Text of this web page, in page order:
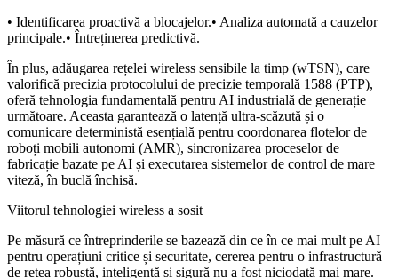
• Identificarea proactivă a blocajelor.• Analiza automată a cauzelor
principale.• Întreținerea predictivă.
În plus, adăugarea rețelei wireless sensibile la timp (wTSN), care
valorifică precizia protocolului de precizie temporală 1588 (PTP),
oferă tehnologia fundamentală pentru AI industrială de generație
următoare. Aceasta garantează o latență ultra-scăzută și o
comunicare deterministă esențială pentru coordonarea flotelor de
roboți mobili autonomi (AMR), sincronizarea proceselor de
fabricație bazate pe AI și executarea sistemelor de control de mare
viteză, în buclă închisă.
Viitorul tehnologiei wireless a sosit
Pe măsură ce întreprinderile se bazează din ce în ce mai mult pe AI
pentru operațiuni critice și securitate, cererea pentru o infrastructură
de rețea robustă, inteligentă și sigură nu a fost niciodată mai mare.